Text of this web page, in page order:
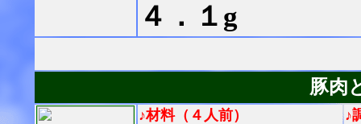
４．１g
豚肉
♪材料（４人前）
♪